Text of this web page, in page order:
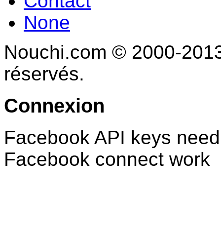
None
Nouchi.com © 2000-
réservés.
Connexion
Facebook API keys
Facebook connect work